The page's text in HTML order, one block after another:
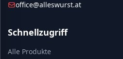
office@alleswurst.at
Schnellzugriff
Alle Produkte